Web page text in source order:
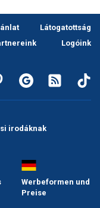
Látogatottság
Logóink
irodáknak
Werbeformen und
Preise